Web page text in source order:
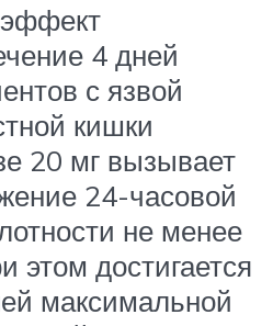
4 дней
с язвой
кишки
20 мг вызывает
24-часовой
не менее
этом достигается
максимальной